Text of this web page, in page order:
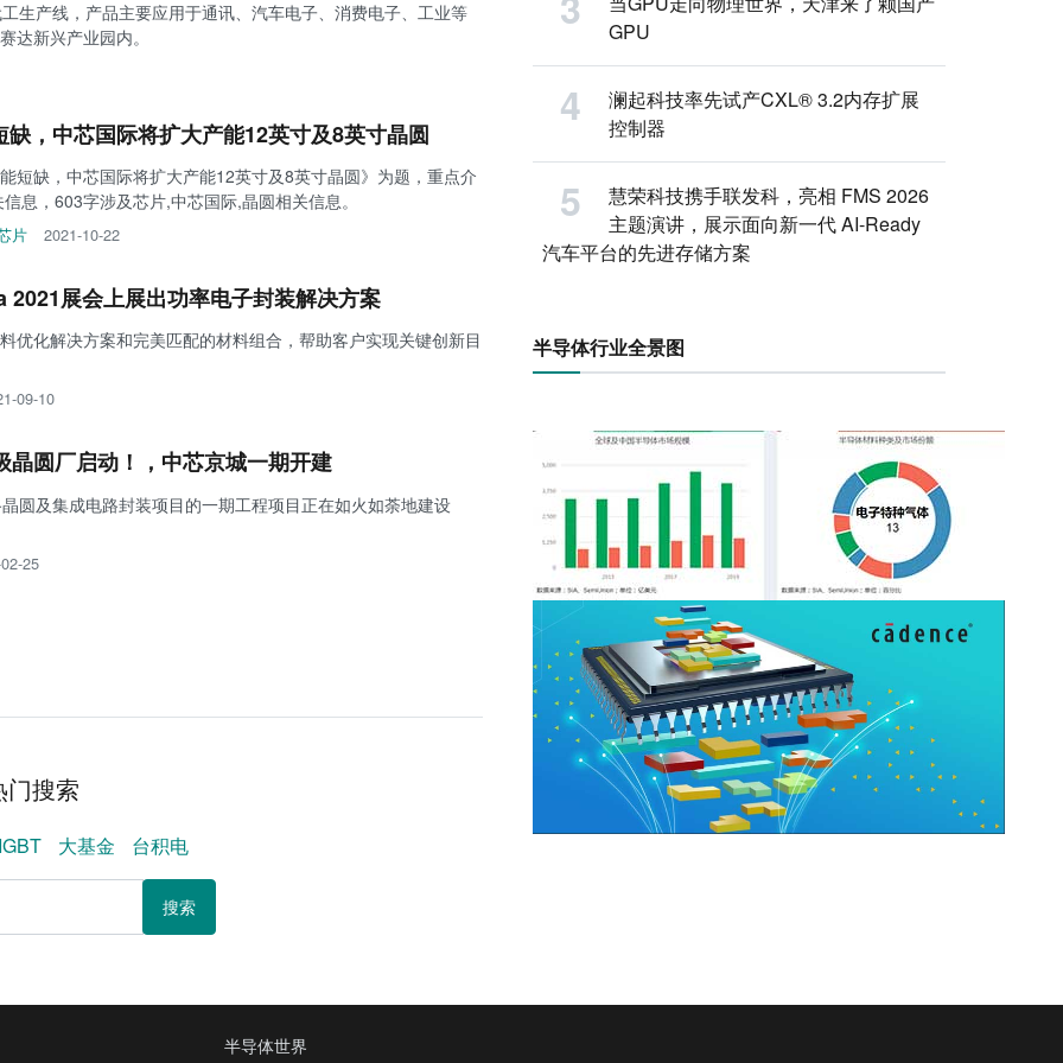
生产线，产品主要应用于通讯、汽车电子、消费电子、工业等
达新兴产业园内。
，中芯国际将扩大产能12英寸及8英寸晶圆
短缺，中芯国际将扩大产能12英寸及8英寸晶圆》为题，重点介
息，603字涉及芯片,中芯国际,晶圆相关信息。
片 2021-10-22
2021展会上展出功率电子封装解决方案
优化解决方案和完美匹配的材料组合，帮助客户实现关键创新目
09-10
晶圆厂启动！，中芯京城一期开建
圆及集成电路封装项目的一期工程项目正在如火如荼地建设
25
门搜索
大基金 台积电
搜索
GPU
澜起科技率先试产CXL® 3.2内存扩展
控制器
慧荣科技携手联发科，亮相 FMS 2026
主题演讲，展示面向新一代 AI-Ready
汽车平台的先进存储方案
半导体行业全景图
半导体世界